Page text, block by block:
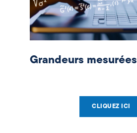
Grandeurs mesurées
CLIQUEZ ICI